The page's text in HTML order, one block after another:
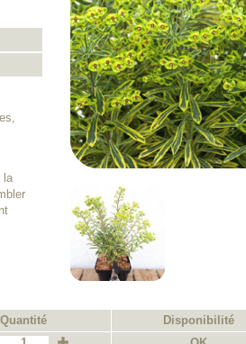
la
Quantité
Disponibilité